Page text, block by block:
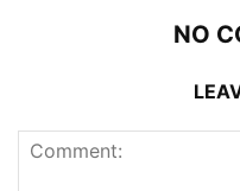
NO